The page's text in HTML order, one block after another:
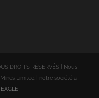
DROITS RÉSERVÉS | Nous
Limited | notre société à